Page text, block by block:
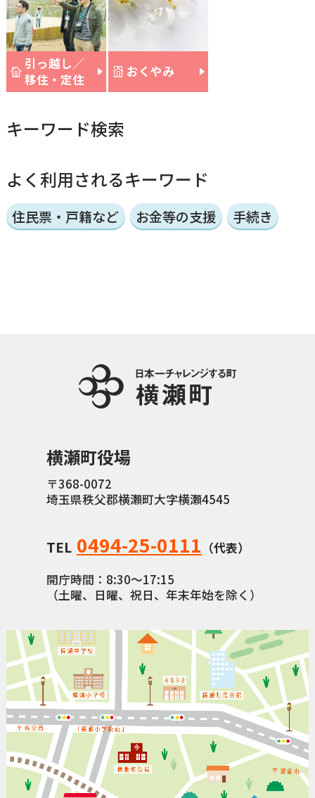
引っ越し／
移住・定住
おくやみ
キーワード検索
よく利用されるキーワード
住民票・戸籍など お金等の支援 手続き
横瀬町役場
〒368-0072
埼玉県秩父郡横瀬町大字横瀬4545
TEL 0494-25-0111 （代表）
開庁時間：8:30〜17:15
（土曜、日曜、祝日、年末年始を除く）